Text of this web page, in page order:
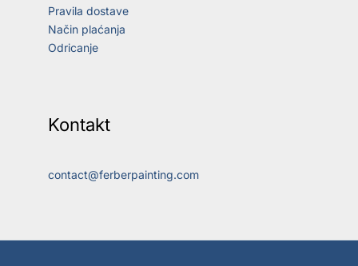
Pravila dostave
Način plaćanja
Odricanje
Kontakt
contact@ferberpainting.com